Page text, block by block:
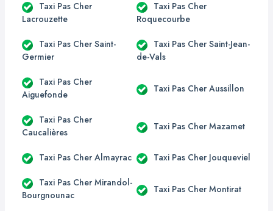
Taxi Pas Cher
Lacrouzette
Taxi Pas Cher
Roquecourbe
Taxi Pas Cher Saint-
Germier
Taxi Pas Cher Saint-Jean-
de-Vals
Taxi Pas Cher
Aiguefonde
Taxi Pas Cher Aussillon
Taxi Pas Cher
Caucalières
Taxi Pas Cher Mazamet
Taxi Pas Cher Almayrac Taxi Pas Cher Jouqueviel
Taxi Pas Cher Mirandol-
Bourgnounac
Taxi Pas Cher Montirat